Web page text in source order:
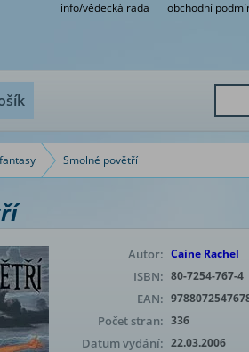
info/vědecká rada obchodní
Smolné povětří
Autor: Caine Rachel
ISBN: 80-7254-767-4
EAN:
Počet stran: 336
Datum vydání: 22.03.2006